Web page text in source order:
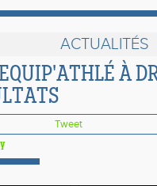
ACTUALITÉS
À
Tweet